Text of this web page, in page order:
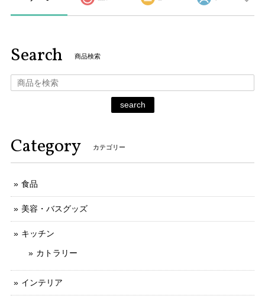
Search 商品検索
search
Category カテゴリー
食品
美容・バスグッズ
キッチン
カトラリー
インテリア